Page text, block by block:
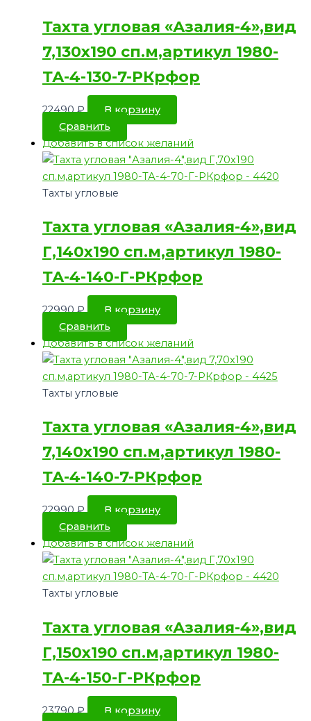
Тахта угловая «Азалия-4»,вид
7,130х190 сп.м,артикул 1980-
ТА-4-130-7-РКрфор
22490₽
В корзину
Сравнить
Добавить в список желаний
Тахты угловые
Тахта угловая «Азалия-4»,вид
Г,140х190 сп.м,артикул 1980-
ТА-4-140-Г-РКрфор
22990₽
В корзину
Сравнить
Добавить в список желаний
Тахты угловые
Тахта угловая «Азалия-4»,вид
7,140х190 сп.м,артикул 1980-
ТА-4-140-7-РКрфор
22990₽
В корзину
Сравнить
Добавить в список желаний
Тахты угловые
Тахта угловая «Азалия-4»,вид
Г,150х190 сп.м,артикул 1980-
ТА-4-150-Г-РКрфор
23790₽
В корзину